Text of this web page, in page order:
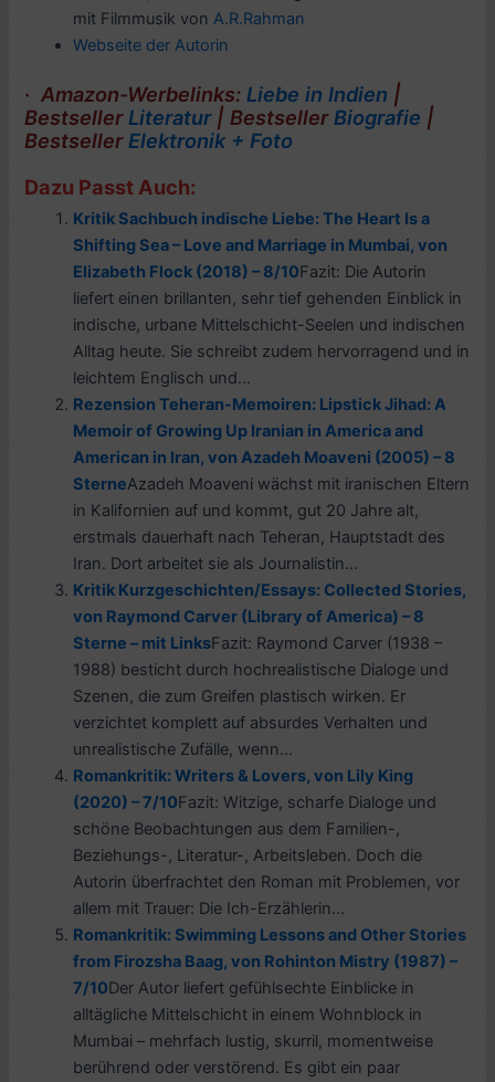
mit Filmmusik vonA.R.Rahman
Webseite der Autorin
·Amazon-Werbelinks: Liebe in Indien |
Bestseller Literatur| Bestseller Biografie |
Bestseller Elektronik + Foto
Dazu Passt Auch:
Kritik Sachbuch indische Liebe: The Heart Is a
Shifting Sea – Love and Marriage in Mumbai, von
Elizabeth Flock (2018) – 8/10Fazit: Die Autorin
liefert einen brillanten, sehr tief gehenden Einblick in
indische, urbane Mittelschicht-Seelen und indischen
Alltag heute. Sie schreibt zudem hervorragend und in
leichtem Englisch und...
Rezension Teheran-Memoiren: Lipstick Jihad: A
Memoir of Growing Up Iranian in America and
American in Iran, von Azadeh Moaveni (2005) – 8
SterneAzadeh Moaveni wächst mit iranischen Eltern
in Kalifornien auf und kommt, gut 20 Jahre alt,
erstmals dauerhaft nach Teheran, Hauptstadt des
Iran. Dort arbeitet sie als Journalistin...
Kritik Kurzgeschichten/Essays: Collected Stories,
von Raymond Carver (Library of America) – 8
Sterne – mit LinksFazit: Raymond Carver (1938 –
1988) besticht durch hochrealistische Dialoge und
Szenen, die zum Greifen plastisch wirken. Er
verzichtet komplett auf absurdes Verhalten und
unrealistische Zufälle, wenn...
Romankritik: Writers & Lovers, von Lily King
(2020) – 7/10Fazit: Witzige, scharfe Dialoge und
schöne Beobachtungen aus dem Familien-,
Beziehungs-, Literatur-, Arbeitsleben. Doch die
Autorin überfrachtet den Roman mit Problemen, vor
allem mit Trauer: Die Ich-Erzählerin...
Romankritik: Swimming Lessons and Other Stories
from Firozsha Baag, von Rohinton Mistry (1987) –
7/10Der Autor liefert gefühlsechte Einblicke in
alltägliche Mittelschicht in einem Wohnblock in
Mumbai – mehrfach lustig, skurril, momentweise
berührend oder verstörend. Es gibt ein paar